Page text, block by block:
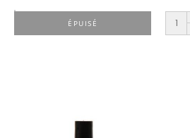
ÉPUISÉ